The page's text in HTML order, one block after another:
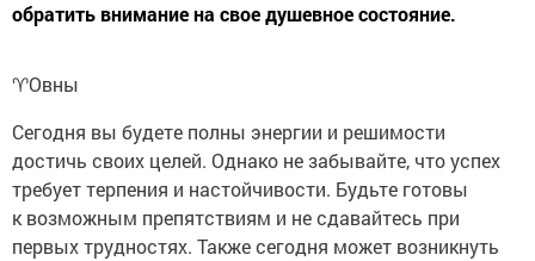
обратить внимание на свое душевное состояние.
♈️Овны
Сегодня вы будете полны энергии и решимости
достичь своих целей. Однако не забывайте, что успех
требует терпения и настойчивости. Будьте готовы
к возможным препятствиям и не сдавайтесь при
первых трудностях. Также сегодня может возникнуть